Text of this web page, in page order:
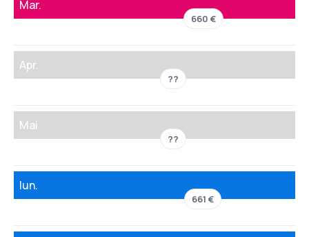
Mar.
660 €
Apr.
??
Mai
??
Iun.
661 €